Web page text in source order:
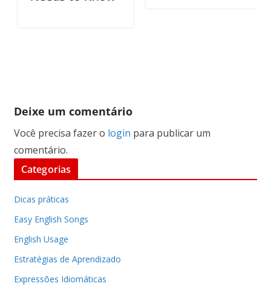
Deixe um comentário
Você precisa fazer o login para publicar um
comentário.
Categorias
Dicas práticas
Easy English Songs
English Usage
Estratégias de Aprendizado
Expressões Idiomáticas